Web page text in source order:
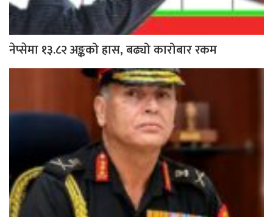
नेप्सेमा १३.८२ अङ्कको ह्रास, बढ्यो कारोबार रकम